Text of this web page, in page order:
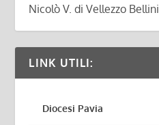
Nicolò V. di Vellezzo Bellini.
LINK UTILI:
Diocesi Pavia